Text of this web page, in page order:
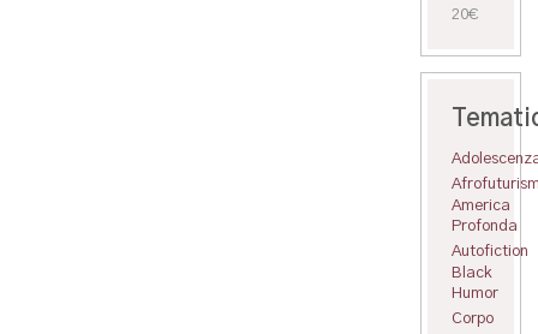
20€
America
Profonda
Autofiction
Black
Humor
Corpo